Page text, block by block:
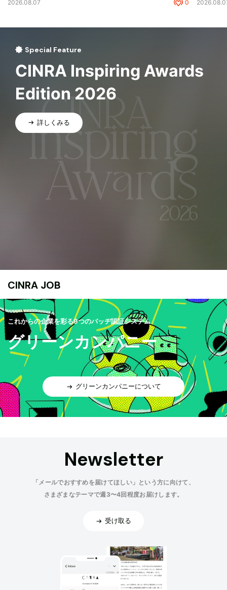
2026.08.07 0
Special Feature
CINRA Inspiring Awards
Edition 2026
詳しくみる
CINRA JOB
これからの企業を彩る9つのバッヂ認証システム
グリーンカンパニー
グリーンカンパニーについて
Newsletter
「メールでおすすめを届けてほしい」という方に向けて、
さまざまなテーマで週3〜4回程度お届けします。
受け取る